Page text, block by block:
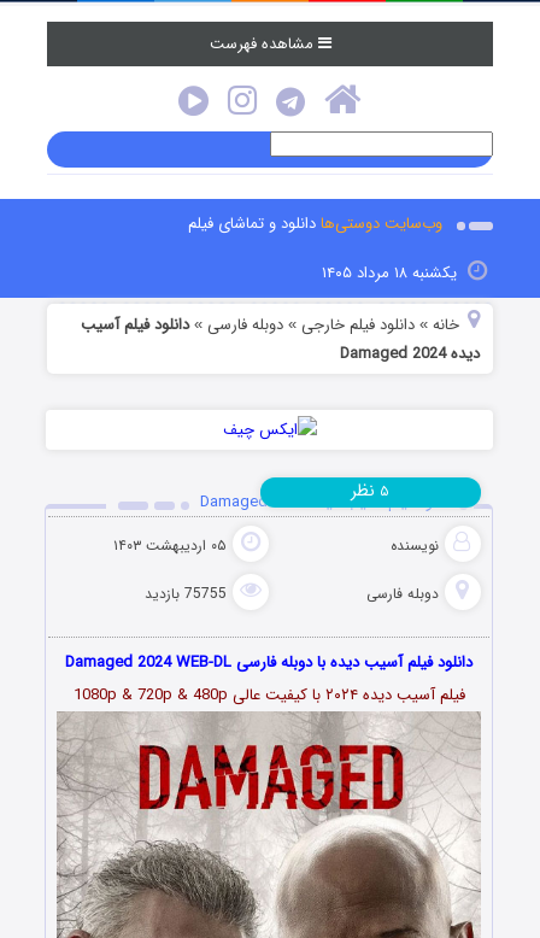
مشاهده فهرست
وب‌سایت دوستی‌هادانلود و تماشای فیلم
یکشنبه ۱۸ مرداد ۱۴۰۵
خانه »دانلود فیلم خارجی »دوبله فارسی »دانلود فیلم آسیب
دیده Damaged 2024
دانلود فیلم آسیب دیده Damaged 2024
نویسنده ۰۵ اردیبهشت ۱۴۰۳
دوبله فارسی 75755 بازدید
۵ نظر
دانلود فیلم آسیب دیده با دوبله فارسی Damaged 2024 WEB-DL
فیلم آسیب دیده ۲۰۲۴ با کیفیت عالی 1080p & 720p & 480p